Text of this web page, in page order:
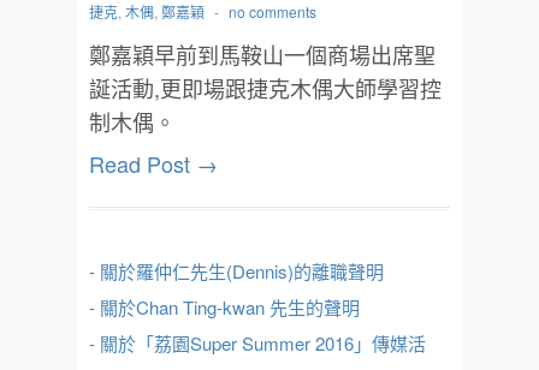
捷克, 木偶, 鄭嘉穎 - no comments
鄭嘉穎早前到馬鞍山一個商場出席聖
誕活動,更即場跟捷克木偶大師學習控
制木偶。
Read Post →
- 關於羅仲仁先生(Dennis)的離職聲明
- 關於Chan Ting-kwan 先生的聲明
- 關於「荔園Super Summer 2016」傳媒活